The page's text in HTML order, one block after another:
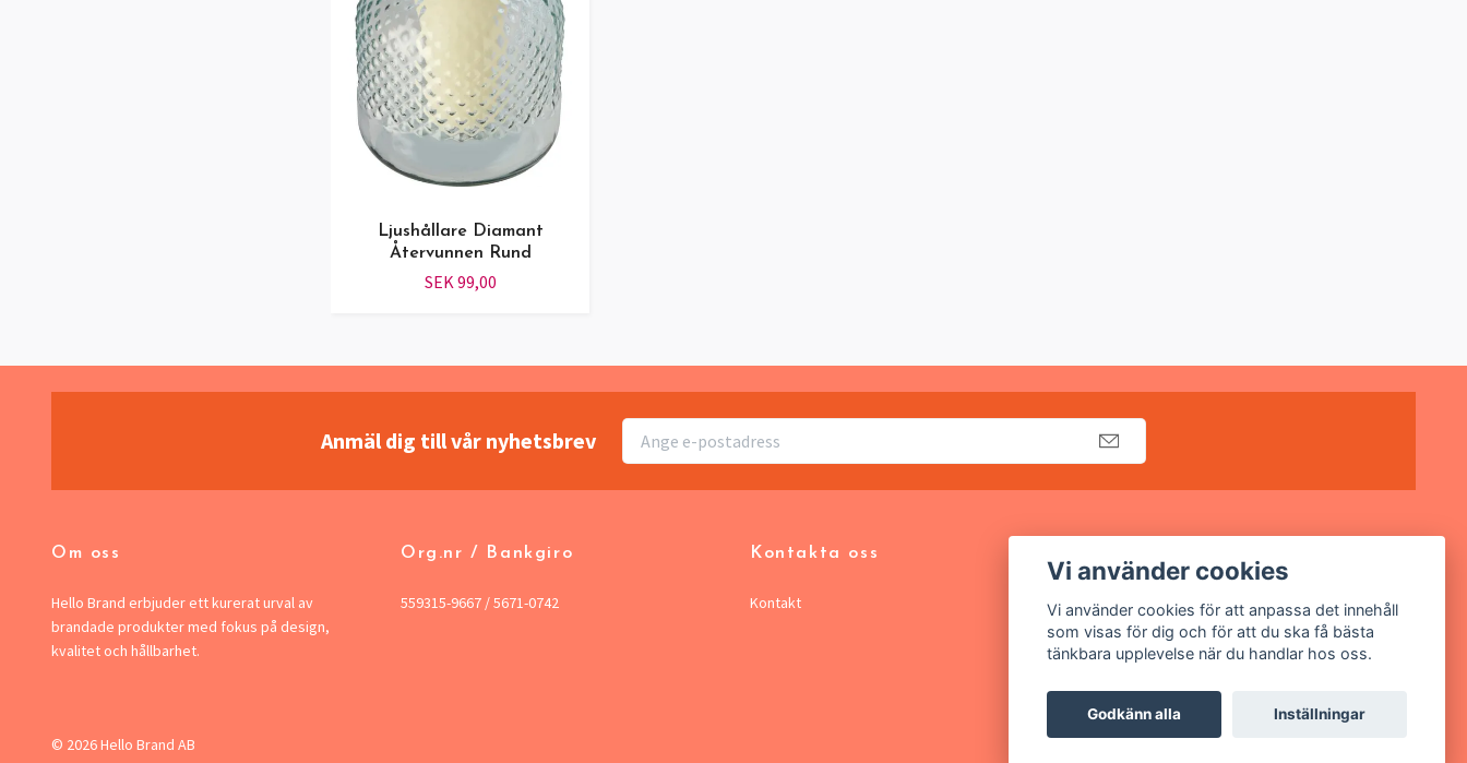
Ljushållare Diamant
Återvunnen Rund
SEK 99,00
Anmäl dig till vår nyhetsbrev
Om oss
Hello Brand erbjuder ett kurerat urval av
brandade produkter med fokus på design,
kvalitet och hållbarhet.
Org.nr / Bankgiro
559315-9667 / 5671-0742
Kontakta oss
Kontakt
Facebook
Instagram
© 2026 Hello Brand AB
Vi använder cookies
Vi använder cookies för att anpassa det innehåll
som visas för dig och för att du ska få bästa
tänkbara upplevelse när du handlar hos oss.
Godkänn alla Inställningar